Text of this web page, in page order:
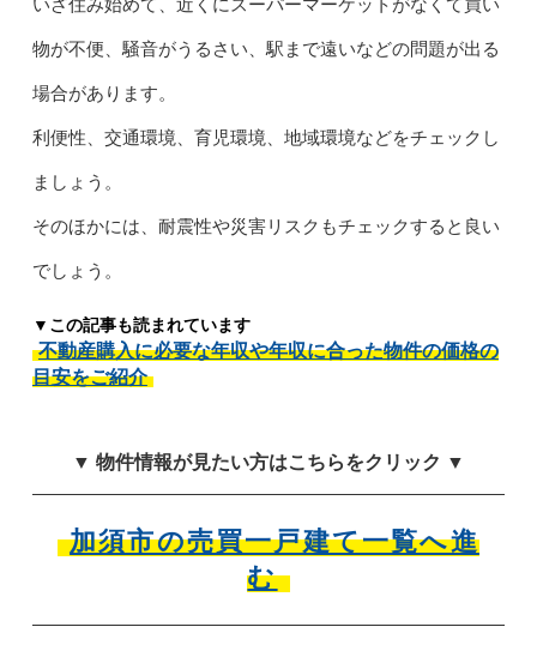
いざ住み始めて、近くにスーパーマーケットがなくて買い
物が不便、騒音がうるさい、駅まで遠いなどの問題が出る
場合があります。
利便性、交通環境、育児環境、地域環境などをチェックし
ましょう。
そのほかには、耐震性や災害リスクもチェックすると良い
でしょう。
▼この記事も読まれています
不動産購入に必要な年収や年収に合った物件の価格の
目安をご紹介
▼ 物件情報が見たい方はこちらをクリック ▼
加須市の売買一戸建て一覧へ進
む